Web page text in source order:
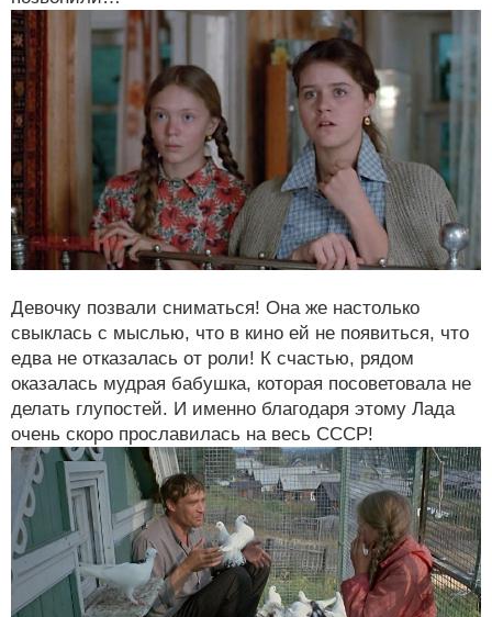
Девочку позвали сниматься! Она же настолько
свыклась с мыслью, что в кино ей не появиться, что
едва не отказалась от роли! К счастью, рядом
оказалась мудрая бабушка, которая посоветовала не
делать глупостей. И именно благодаря этому Лада
очень скоро прославилась на весь СССР!